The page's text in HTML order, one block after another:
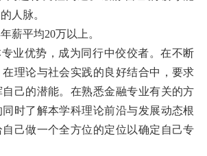
人脉。
薪平均20万以上。
业优势，成为同行中佼佼者。在不断
理论与社会实践的良好结合中，要求
己的潜能。在熟悉金融专业有关的方
时了解本学科理论前沿与发展动态根
己做一个全方位的定位以确定自己专